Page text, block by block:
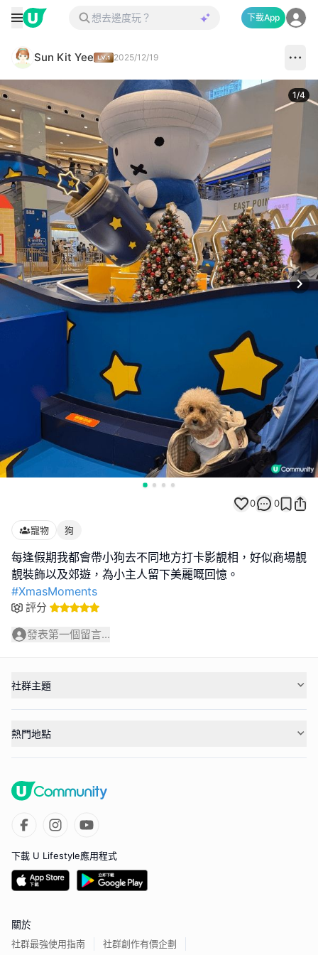
下載App
Sun Kit Yee 2025/12/19
1/4
0 0
寵物 狗
每逢假期我都會帶小狗去不同地方打卡影靚相，好似商場靚
#XmasMoments
評分
發表第一個留言...
社群主題
熱門地點
下載 U Lifestyle應用程式
關於
社群最強使用指南 社群創作有價企劃